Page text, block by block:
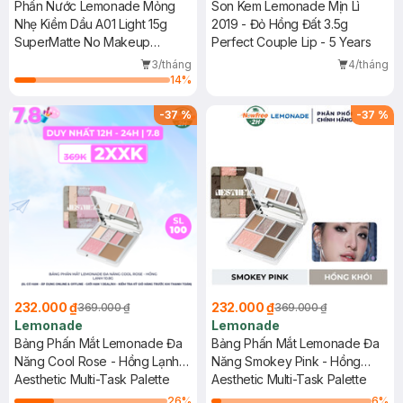
Phấn Nước Lemonade Mỏng
Nhẹ Kiềm Dầu A01 Light 15g
SuperMatte No Makeup
3/tháng
14%
Son Kem Lemonade Mịn Lì
2019 - Đỏ Hồng Đất 3.5g
Perfect Couple Lip - 5 Years
4/tháng
-37%
232.000 ₫369.000 ₫
Lemonade
Bảng Phấn Mắt Lemonade Đa
Năng Cool Rose - Hồng Lạnh
10.8g
Aesthetic Multi-Task Palette
-37 %
232.000 ₫369.000 ₫
Lemonade
Bảng Phấn Mắt Lemonade Đa
Năng Smokey Pink - Hồng
Khói 10.8g
Aesthetic Multi-Task Palette